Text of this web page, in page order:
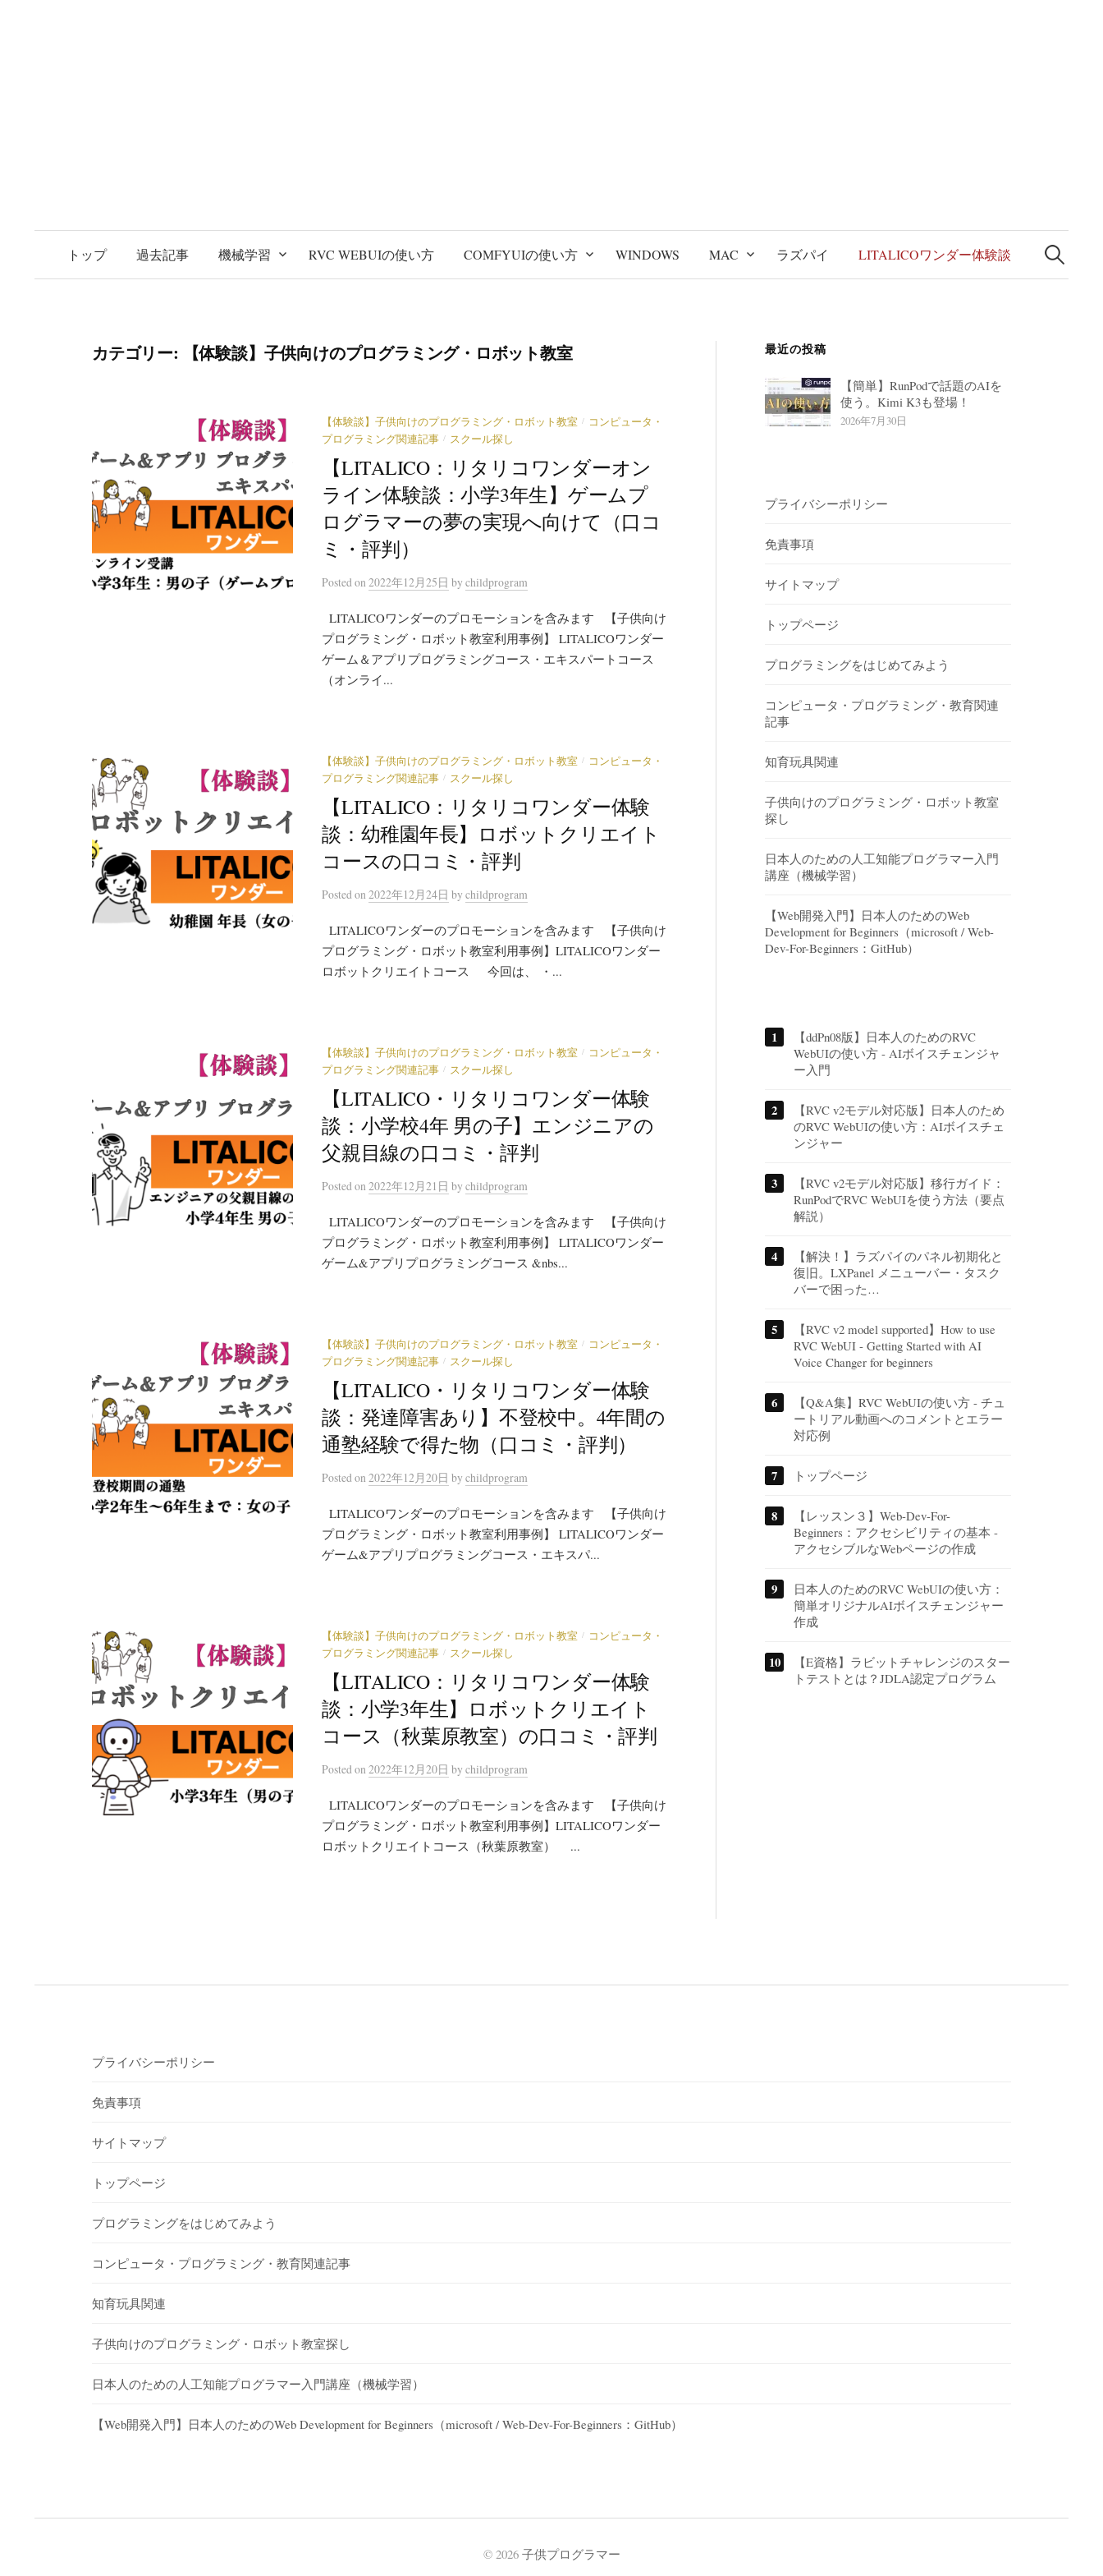
トップ 過去記事 機械学習 RVC WEBUIの使い方 COMFYUIの使い方 WINDOWS MAC ラズパイ LITALICOワンダー体験談
検
索:
カテゴリー: 【体験談】子供向けのプログラミング・ロボット教室
【体験談】子供向けのプログラミング・ロボット教室 / コンピュータ・
プログラミング関連記事 / スクール探し
【LITALICO：リタリコワンダーオン
ライン体験談：小学3年生】ゲームプ
ログラマーの夢の実現へ向けて（口コ
ミ・評判）
Postedon 2022年12月25日 by childprogram
LITALICOワンダーのプロモーションを含みます 【子供向け
プログラミング・ロボット教室利用事例】 LITALICOワンダー
ゲーム＆アプリプログラミングコース・エキスパートコース
（オンライ...
【体験談】子供向けのプログラミング・ロボット教室 / コンピュータ・
プログラミング関連記事 / スクール探し
【LITALICO：リタリコワンダー体験
談：幼稚園年長】ロボットクリエイト
コースの口コミ・評判
Postedon 2022年12月24日 by childprogram
LITALICOワンダーのプロモーションを含みます 【子供向け
プログラミング・ロボット教室利用事例】LITALICOワンダー
ロボットクリエイトコース 今回は、 ・...
【体験談】子供向けのプログラミング・ロボット教室 / コンピュータ・
プログラミング関連記事 / スクール探し
【LITALICO・リタリコワンダー体験
談：小学校4年 男の子】エンジニアの
父親目線の口コミ・評判
Postedon 2022年12月21日 by childprogram
LITALICOワンダーのプロモーションを含みます 【子供向け
プログラミング・ロボット教室利用事例】 LITALICOワンダー
ゲーム&アプリプログラミングコース &nbs...
【体験談】子供向けのプログラミング・ロボット教室 / コンピュータ・
プログラミング関連記事 / スクール探し
【LITALICO・リタリコワンダー体験
談：発達障害あり】不登校中。4年間の
通塾経験で得た物（口コミ・評判）
Postedon 2022年12月20日 by childprogram
LITALICOワンダーのプロモーションを含みます 【子供向け
プログラミング・ロボット教室利用事例】 LITALICOワンダー
ゲーム&アプリプログラミングコース・エキスパ...
【体験談】子供向けのプログラミング・ロボット教室 / コンピュータ・
プログラミング関連記事 / スクール探し
【LITALICO：リタリコワンダー体験
談：小学3年生】ロボットクリエイト
コース（秋葉原教室）の口コミ・評判
Postedon 2022年12月20日 by childprogram
LITALICOワンダーのプロモーションを含みます 【子供向け
プログラミング・ロボット教室利用事例】LITALICOワンダー
ロボットクリエイトコース（秋葉原教室） ...
最近の投稿
【簡単】RunPodで話題のAIを
使う。Kimi K3も登場！
2026年7月30日
プライバシーポリシー
免責事項
サイトマップ
トップページ
プログラミングをはじめてみよう
コンピュータ・プログラミング・教育関連
記事
知育玩具関連
子供向けのプログラミング・ロボット教室
探し
日本人のための人工知能プログラマー入門
講座（機械学習）
【Web開発入門】日本人のためのWeb
Development for Beginners（microsoft / Web-
Dev-For-Beginners：GitHub）
【ddPn08版】日本人のためのRVC
WebUIの使い方 - AIボイスチェンジャ
ー入門
【RVC v2モデル対応版】日本人のため
のRVC WebUIの使い方：AIボイスチェ
ンジャー
【RVC v2モデル対応版】移行ガイド：
RunPodでRVC WebUIを使う方法（要点
解説）
【解決！】ラズパイのパネル初期化と
復旧。LXPanel メニューバー・タスク
バーで困った…
【RVC v2 model supported】How to use
RVC WebUI - Getting Started with AI
Voice Changer for beginners
【Q&A集】RVC WebUIの使い方 - チュ
ートリアル動画へのコメントとエラー
対応例
トップページ
【レッスン３】Web-Dev-For-
Beginners：アクセシビリティの基本 -
アクセシブルなWebページの作成
日本人のためのRVC WebUIの使い方：
簡単オリジナルAIボイスチェンジャー
作成
【E資格】ラビットチャレンジのスター
トテストとは？JDLA認定プログラム
プライバシーポリシー
免責事項
サイトマップ
トップページ
プログラミングをはじめてみよう
コンピュータ・プログラミング・教育関連記事
知育玩具関連
子供向けのプログラミング・ロボット教室探し
日本人のための人工知能プログラマー入門講座（機械学習）
【Web開発入門】日本人のためのWeb Development for Beginners（microsoft / Web-Dev-For-Beginners：GitHub）
© 2026 子供プログラマー